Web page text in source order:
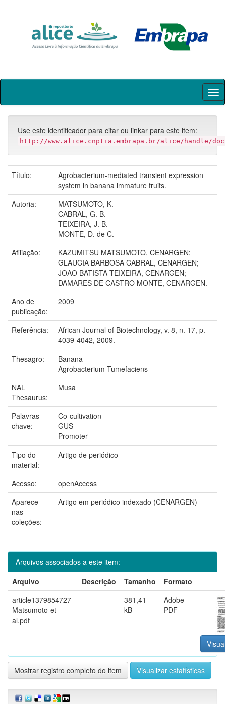
Skip
Use este identificador para citar ou linkar para este item:
http://www.alice.cnptia.embrapa.br/alice/handle/
Título:
Agrobacterium-mediated transient expression
system in banana immature fruits.
Autoria:
MATSUMOTO, K.
CABRAL, G. B.
TEIXEIRA, J. B.
MONTE, D. de C.
Afiliação:
KAZUMITSU MATSUMOTO, CENARGEN;
GLAUCIA BARBOSA CABRAL, CENARGEN;
JOAO BATISTA TEIXEIRA, CENARGEN;
DAMARES DE CASTRO MONTE, CENARGEN.
Ano de
publicação:
2009
Referência:
African Journal of Biotechnology, v. 8, n. 17, p.
4039-4042, 2009.
Thesagro:
Banana
Agrobacterium Tumefaciens
NAL
Thesaurus:
Musa
Palavras-
chave:
Co-cultivation
GUS
Promoter
Tipo do
material:
Artigo de periódico
Acesso:
openAccess
Aparece
nas
coleções:
Artigo em periódico indexado (CENARGEN)
Arquivos associados a este item:
Arquivo
Descrição Tamanho
Formato
article1379854727-
Matsumoto-et-
al.pdf
381,41
kB
Adobe
PDF
Mostrar registro completo do item Visualizar estatísticas